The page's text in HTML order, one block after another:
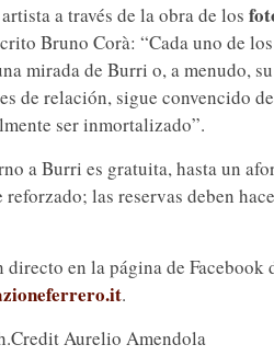
a través de la obra de los
Bruno Corà: “Cada uno de
mirada de Burri o, a menudo,
de relación, sigue convencido
ser inmortalizado”.
a Burri es gratuita, hasta un
las reservas deben
en la página de
.
Aurelio Amendola